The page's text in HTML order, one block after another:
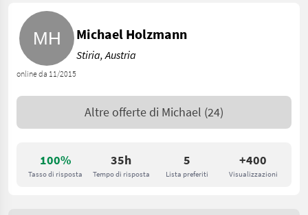
100%
Tasso di risposta
35h
Tempo di risposta
5
Lista preferiti
+400
Visualizzazioni
online da 11/2015
Michael Holzmann
Stiria, Austria
Altre offerte di Michael (24)